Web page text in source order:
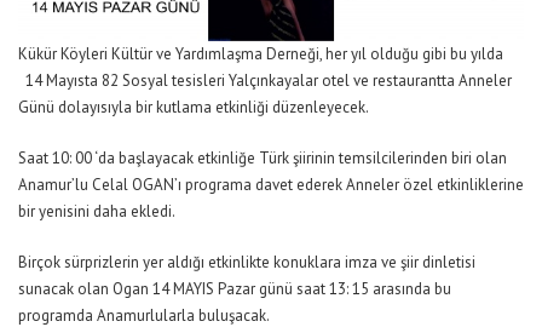
Kükür Köyleri Kültür ve Yardımlaşma Derneği, her yıl olduğu gibi bu yılda
14 Mayısta 82 Sosyal tesisleri Yalçınkayalar otel ve restaurantta Anneler
Günü dolayısıyla bir kutlama etkinliği düzenleyecek.
Saat 10: 00 ‘da başlayacak etkinliğe Türk şiirinin temsilcilerinden biri olan
Anamur’lu Celal OGAN’ı programa davet ederek Anneler özel etkinliklerine
bir yenisini daha ekledi.
Birçok sürprizlerin yer aldığı etkinlikte konuklara imza ve şiir dinletisi
sunacak olan Ogan 14 MAYIS Pazar günü saat 13: 15 arasında bu
programda Anamurlularla buluşacak.